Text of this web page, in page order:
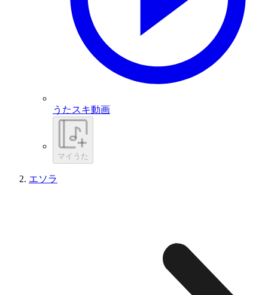
うたスキ動画
マイうた
エソラ